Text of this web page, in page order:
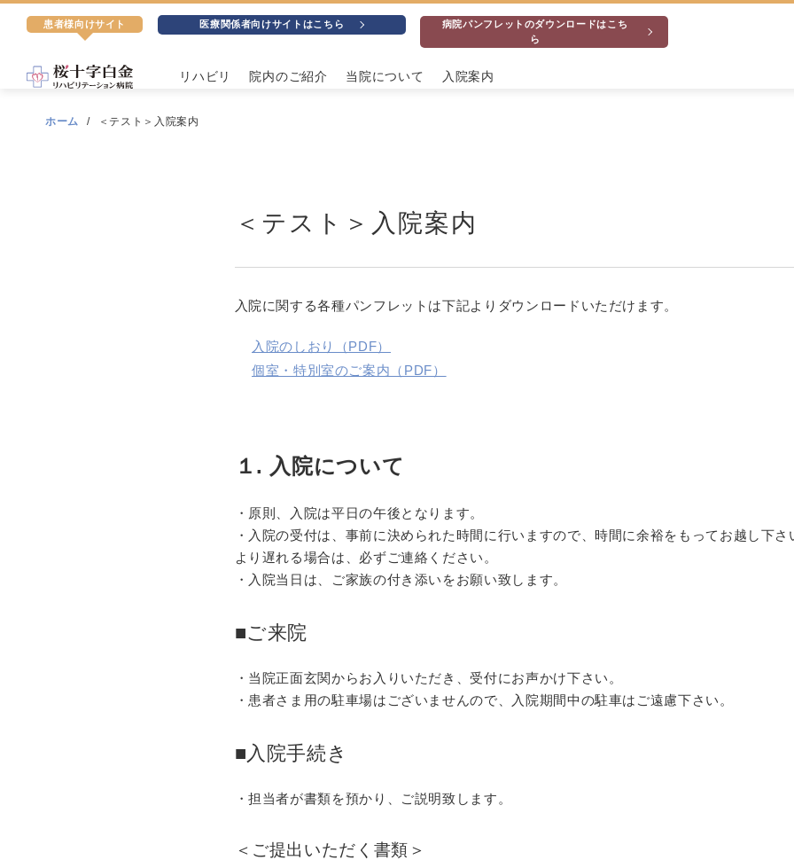
患者様向けサイト 医療関係者向けサイトはこちら
病院パンフレットのダウンロードはこち
ら
リハビリ 院内のご紹介 当院について 入院案内
ホーム ＜テスト＞入院案内
＜テスト＞入院案内
入院に関する各種パンフレットは下記よりダウンロードいただけます。
入院のしおり（PDF）
個室・特別室のご案内（PDF）
１. 入院について
・原則、入院は平日の午後となります。
・入院の受付は、事前に決められた時間に行いますので、時間に余裕をもって お越し下さ
より遅れる場合は、必ずご連絡 ください。
・入院当日は、ご家族の付き添いをお願い致します。
■ご来院
・当院正面玄関からお入りいただき、受付にお声かけ下さい。
・ 患者さま用の駐車場はございませんので、入院期間中の駐車はご遠慮下さい。
■入院手続き
・担当者が書類を預かり、ご説明致します。
＜ご提出いただく書類＞